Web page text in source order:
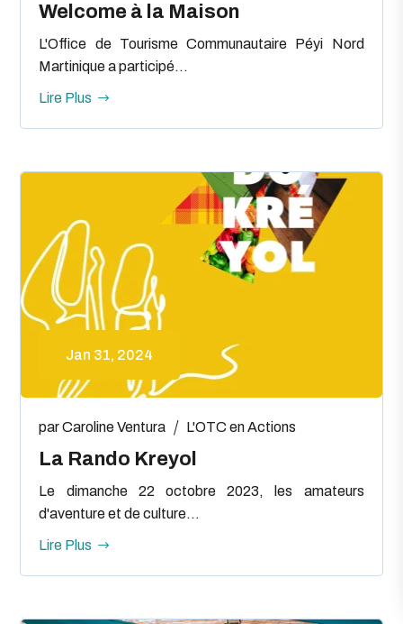
Welcome à la Maison
L'Office de Tourisme Communautaire Péyi Nord
Martinique a participé...
Lire Plus
Jan 31, 2024
La Rando Kreyol
parCaroline Ventura L'OTC en Actions
Le dimanche 22 octobre 2023, les amateurs
d'aventure et de culture...
Lire Plus